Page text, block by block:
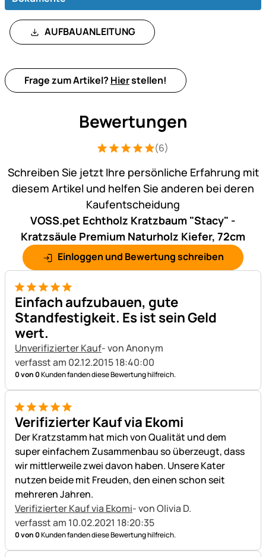
AUFBAUANLEITUNG
Frage zum Artikel? Hierstellen!
Bewertungen
Bewertung: 5 von 5 (6 Bewertungen)
6 Bewertungen
(6)
Schreiben Sie jetzt Ihre persönliche Erfahrung mit
diesem Artikel und helfen Sie anderen bei deren
Kaufentscheidung
VOSS.pet Echtholz Kratzbaum "Stacy" -
Kratzsäule Premium Naturholz Kiefer, 72cm
Einloggen und Bewertung schreiben
5 von 5
Einfach aufzubauen, gute
Standfestigkeit. Es ist sein Geld
wert.
Unverifizierter Kauf- von Anonym
verfasst am 02.12.2015 18:40:00
0 von 0Kunden fanden diese Bewertung hilfreich.
5 von 5
Verifizierter Kauf via Ekomi
Der Kratzstamm hat mich von Qualität und dem
super einfachem Zusammenbau so überzeugt, dass
wir mittlerweile zwei davon haben. Unsere Kater
nutzen beide mit Freuden, den einen schon seit
mehreren Jahren.
Verifizierter Kauf via Ekomi- von Olivia D.
verfasst am 10.02.2021 18:20:35
0 von 0Kunden fanden diese Bewertung hilfreich.